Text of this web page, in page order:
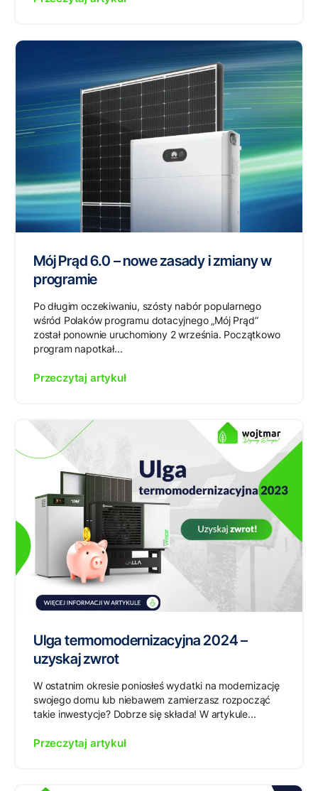
Mój Prąd 6.0 – nowe zasady i zmiany w
programie
Po długim oczekiwaniu, szósty nabór popularnego
wśród Polaków programu dotacyjnego „Mój Prąd”
został ponownie uruchomiony 2 września. Początkowo
program napotkał...
Przeczytaj artykuł
Ulga termomodernizacyjna 2024 –
uzyskaj zwrot
W ostatnim okresie poniosłeś wydatki na modernizację
swojego domu lub niebawem zamierzasz rozpocząć
takie inwestycje? Dobrze się składa! W artykule...
Przeczytaj artykuł